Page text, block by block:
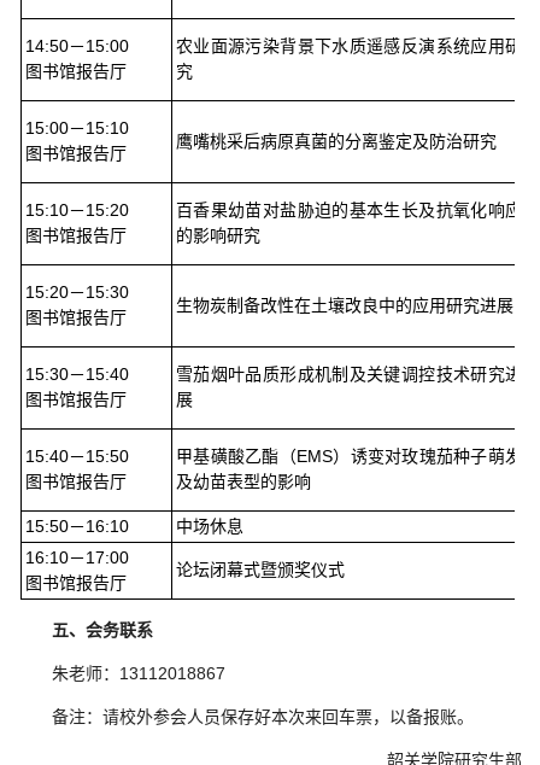
14:50－15:00
图书馆报告厅
农业面源污染背景下水质遥感反演系统应用研
究
15:00－15:10
图书馆报告厅
鹰嘴桃采后病原真菌的分离鉴定及防治研究
15:10－15:20
图书馆报告厅
百香果幼苗对盐胁迫的基本生长及抗氧化响应
的影响研究
15:20－15:30
图书馆报告厅
生物炭制备改性在土壤改良中的应用研究进展
15:30－15:40
图书馆报告厅
雪茄烟叶品质形成机制及关键调控技术研究进
展
15:40－15:50
图书馆报告厅
甲基磺酸乙酯（EMS）诱变对玫瑰茄种子萌发
及幼苗表型的影响
15:50－16:10
中场休息
16:10－17:00
图书馆报告厅
论坛闭幕式暨颁奖仪式
五、会务联系
朱老师：13112018867
备注：请校外参会人员保存好本次来回车票，以备报账。
韶关学院研究生部